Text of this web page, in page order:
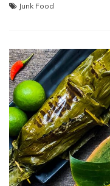
Junk Food